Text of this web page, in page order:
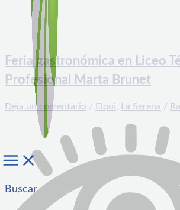
Buscar
Feria gastronómica en Liceo
Profesional Marta Brunet
Deja un comentario / Elqui, La Serena /